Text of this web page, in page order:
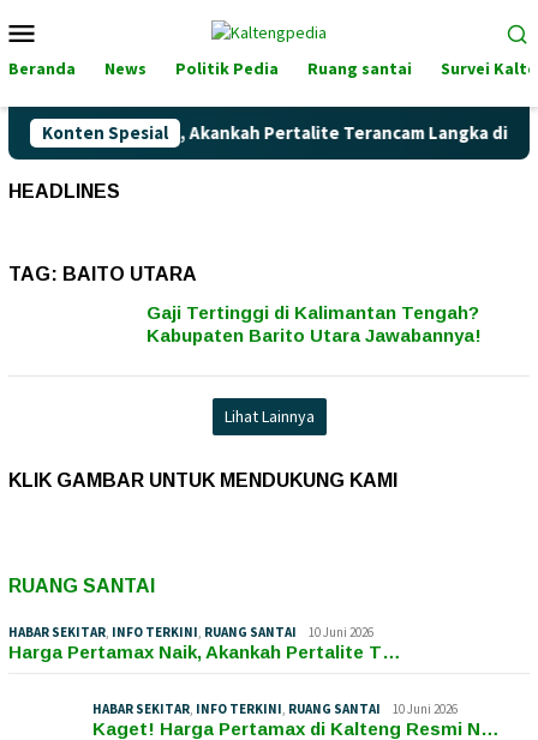
ke
kontenMobile
Beranda News Politik Pedia Ruang santai Survei
Konten Spesial
Pertamax Naik, Akankah Pertalite Terancam Langka di
HEADLINES
TAG: BAITO UTARA
Gaji Tertinggi di Kalimantan Tengah?
Kabupaten Barito Utara Jawabannya!
Lihat Lainnya
KLIK GAMBAR UNTUK MENDUKUNG KAMI
RUANG SANTAI
HABAR SEKITAR, INFO TERKINI, RUANG SANTAI 10 Juni 2026
Harga Pertamax Naik, Akankah Pertalite T…
HABAR SEKITAR, INFO TERKINI, RUANG SANTAI 10 Juni 2026
Kaget! Harga Pertamax di Kalteng Resmi N…